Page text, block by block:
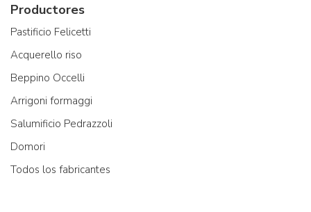
Productores
Pastificio Felicetti
Acquerello riso
Beppino Occelli
Arrigoni formaggi
Salumificio Pedrazzoli
Domori
Todos los fabricantes